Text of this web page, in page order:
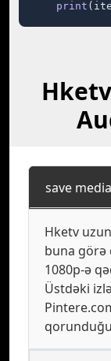
print
save
Hketv
buna görə
1080p-ə
Üstdəki
qorunduğu